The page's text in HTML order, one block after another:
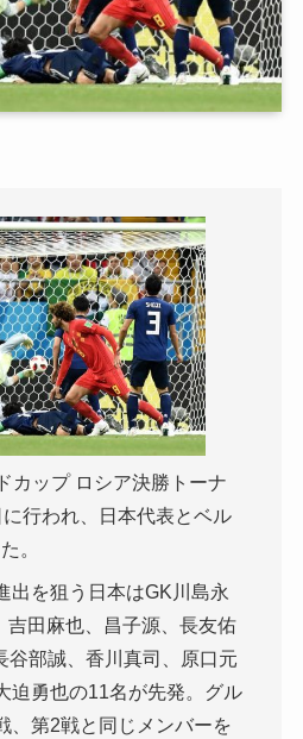
カップ ロシア決勝トーナ
行われ、日本代表とベル
。
出を狙う日本はGK川島永
吉田麻也、昌子源、長友佑
谷部誠、香川真司、原口元
迫勇也の11名が先発。グル
、第2戦と同じメンバーを